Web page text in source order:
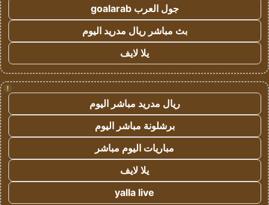
جول العرب goalarab
بث مباشر ريال مدريد اليوم
يلا لايف
!
ريال مدريد مباشر اليوم
برشلونة مباشر اليوم
مباريات اليوم مباشر
يلا لايف
yalla live